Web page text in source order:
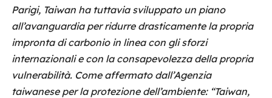
Parigi, Taiwan ha tuttavia sviluppato un piano
all’avanguardia per ridurre drasticamente la propria
impronta di carbonio in linea con gli sforzi
internazionali e con la consapevolezza della propria
vulnerabilità. Come affermato dall’Agenzia
taiwanese per la protezione dell’ambiente: “Taiwan,